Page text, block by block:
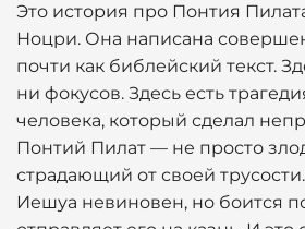
Это история про Понтия
Ноцри. Она написана
почти как библейский текст.
ни фокусов. Здесь есть
человека, который сделал
Понтий Пилат — не просто
страдающий от своей
Иешуа невиновен, но боится